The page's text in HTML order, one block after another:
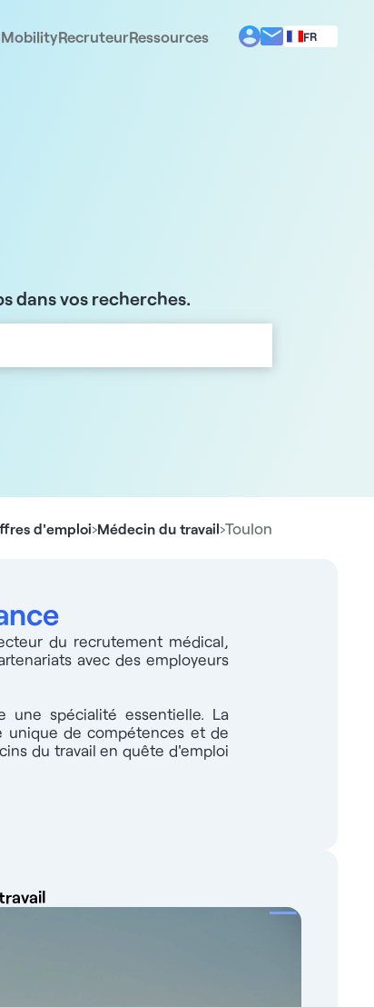
RecruteurRessources
FR
dans vos recherches.
d'emploi›Médecin du travail›Toulon
du recrutement médical,
avec des employeurs
une spécialité essentielle. La
unique de compétences et de
du travail en quête d'emploi